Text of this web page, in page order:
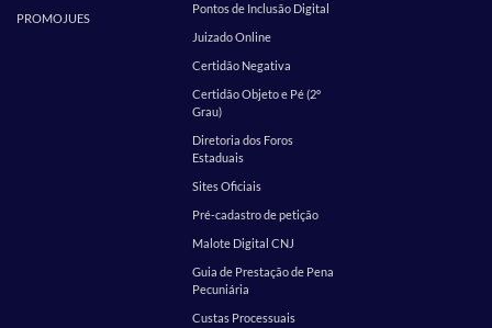
PROMOJUES
Pontos de Inclusão Digital
Juizado Online
Certidão Negativa
Certidão Objeto e Pé (2º
Grau)
Diretoria dos Foros
Estaduais
Sites Oficiais
Pré-cadastro de petição
Malote Digital CNJ
Guia de Prestação de Pena
Pecuniária
Custas Processuais